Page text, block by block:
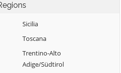
Sicilia
Toscana
Trentino-Alto
Adige/Südtirol